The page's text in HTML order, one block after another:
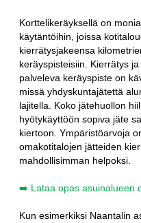
Korttelikeräyksellä on
käytäntöihin, joissa
kierrätysjakeensa
keräyspisteisiin. Kierrätys
palveleva keräyspiste on
missä yhdyskuntajätettä
lajitella. Koko jätehuollon
hyötykäyttöön sopiva jäte
kiertoon. Ympäristöarvoja
omakotitalojen jätteiden
mahdollisimman helpoksi.
➡️ Lataa opas asuinalueen
Kun esimerkiksi Naantalin